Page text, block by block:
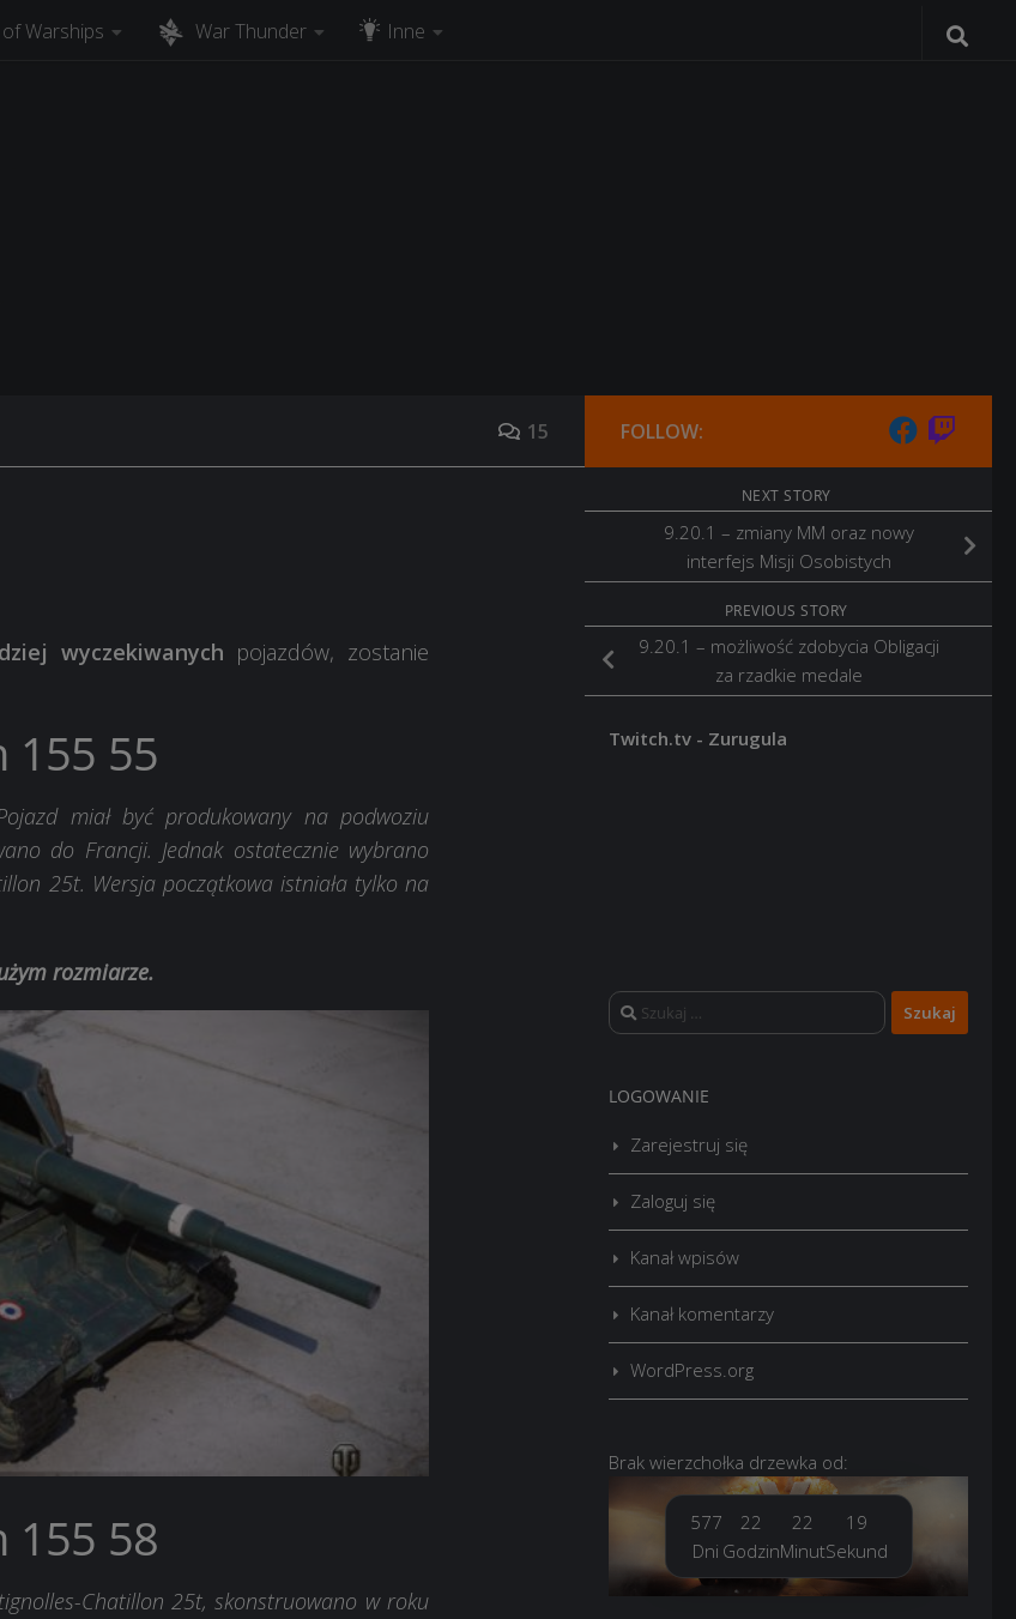
Warships War Thunder Inne
15
wyczekiwanych pojazdów, zostanie
155 55
miał być produkowany na podwoziu
do Francji. Jednak ostatecznie wybrano
25t. Wersja początkowa istniała tylko na
rozmiarze.
155 58
Chatillon 25t, skonstruowano w roku
FOLLOW:
NEXT STORY
9.20.1 – zmiany MM oraz nowy
interfejs Misji Osobistych
PREVIOUS STORY
9.20.1 – możliwość zdobycia Obligacji
za rzadkie medale
Twitch.tv - Zurugula
Szukaj:
LOGOWANIE
Zarejestruj się
Zaloguj się
Kanał wpisów
Kanał komentarzy
WordPress.org
Brak wierzchołka drzewka od:
577
Dni
22
Godzin
22
Minut
22
Sekund